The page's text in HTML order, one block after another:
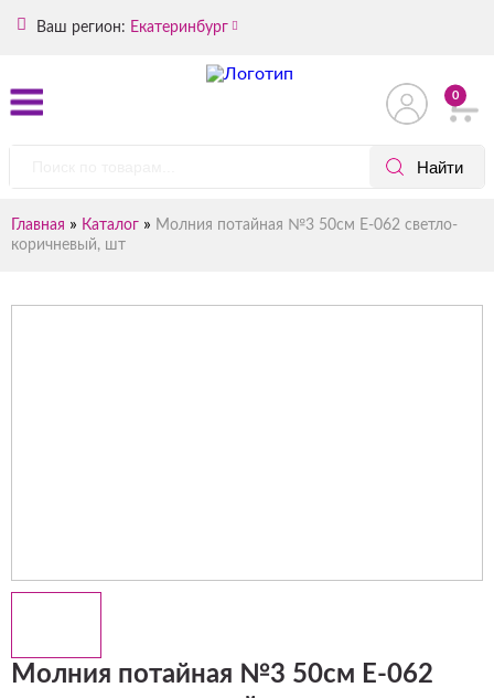
Ваш регион: Екатеринбург
0
Главная » Каталог » Молния потайная №3 50см Е-062 светло-
коричневый, шт
Молния потайная №3 50см Е-062